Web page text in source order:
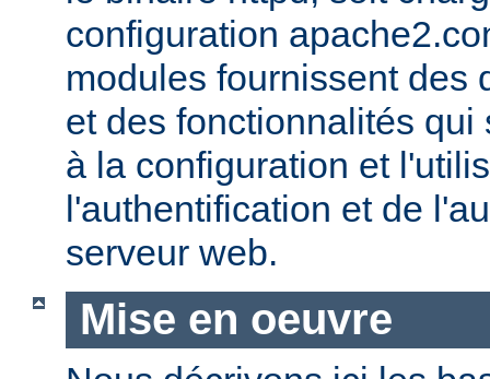
configuration
modules fournissent des
et des fonctionnalités
à la configuration et
l'authentification et de
serveur web.
Mise en oeuvre